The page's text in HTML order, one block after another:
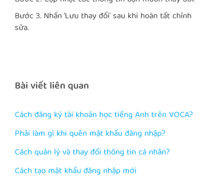
Bước 3. Nhấn 'Lưu thay đổi' sau khi hoàn tất chỉnh
sửa.
Bài viết liên quan
Cách đăng ký tài khoản học tiếng Anh trên VOCA?
Phải làm gì khi quên mật khẩu đăng nhập?
Cách quản lý và thay đổi thông tin cá nhân?
Cách tạo mật khẩu đăng nhập mới